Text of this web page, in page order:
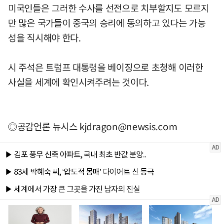
미국인들은 그러한 수사를 선전으로 치부할지도 모르지
만 많은 국가들이 중국의 승리에 동의하고 있다는 가능
성을 직시해야 한다.
시 주석은 트럼프 대통령을 베이징으로 초청해 이러한
사실을 세계에 확인시켜주려는 것이다.
◎공감언론 뉴시스kjdragon@newsis.com